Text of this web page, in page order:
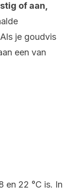
of aan,
je goudvis
een van
en 22 °C is. In